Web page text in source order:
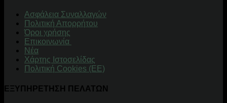
Aσφάλεια Συναλλαγών
Πολιτική Απορρήτου
Όροι χρήσης
Επικοινωνία
Νέα
Χάρτης Ιστοσελίδας
Πολιτική Cookies (ΕΕ)
ΕΞΥΠΗΡΕΤΗΣΗ ΠΕΛΑΤΩΝ